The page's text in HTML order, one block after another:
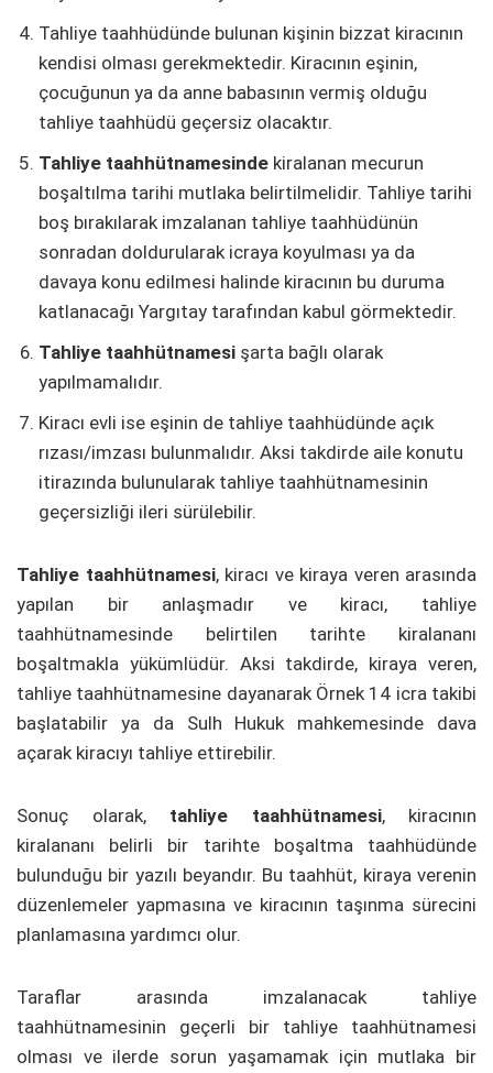
Tahliye taahhüdünde bulunan kişinin bizzat kiracının
kendisi olması gerekmektedir. Kiracının eşinin,
çocuğunun ya da anne babasının vermiş olduğu
tahliye taahhüdü geçersiz olacaktır.
Tahliye taahhütnamesinde kiralanan mecurun
boşaltılma tarihi mutlaka belirtilmelidir. Tahliye tarihi
boş bırakılarak imzalanan tahliye taahhüdünün
sonradan doldurularak icraya koyulması ya da
davaya konu edilmesi halinde kiracının bu duruma
katlanacağı Yargıtay tarafından kabul görmektedir.
Tahliye taahhütnamesi şarta bağlı olarak
yapılmamalıdır.
Kiracı evli ise eşinin de tahliye taahhüdünde açık
rızası/imzası bulunmalıdır. Aksi takdirde aile konutu
itirazında bulunularak tahliye taahhütnamesinin
geçersizliği ileri sürülebilir.
Tahliye taahhütnamesi, kiracı ve kiraya veren arasında
yapılan bir anlaşmadır ve kiracı, tahliye
taahhütnamesinde belirtilen tarihte kiralananı
boşaltmakla yükümlüdür. Aksi takdirde, kiraya veren,
tahliye taahhütnamesine dayanarak Örnek 14 icra takibi
başlatabilir ya da Sulh Hukuk mahkemesinde dava
açarak kiracıyı tahliye ettirebilir.
Sonuç olarak, tahliye taahhütnamesi, kiracının
kiralananı belirli bir tarihte boşaltma taahhüdünde
bulunduğu bir yazılı beyandır. Bu taahhüt, kiraya verenin
düzenlemeler yapmasına ve kiracının taşınma sürecini
planlamasına yardımcı olur.
Taraflar arasında imzalanacak tahliye
taahhütnamesinin geçerli bir tahliye taahhütnamesi
olması ve ilerde sorun yaşamamak için mutlaka bir